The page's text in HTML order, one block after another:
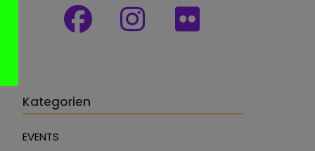
Kategorien
EVENTS